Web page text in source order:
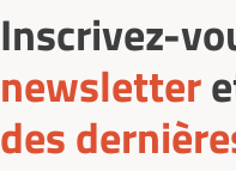
Inscrivez-
newsletter
des